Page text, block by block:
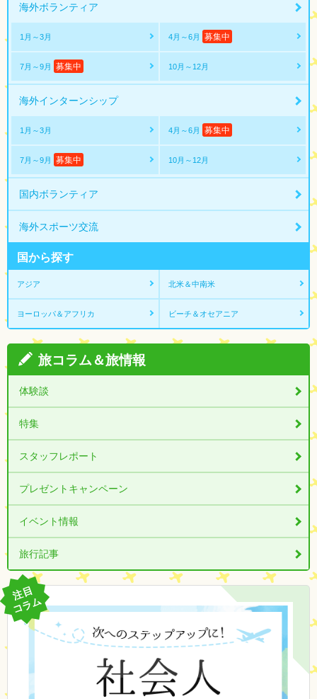
海外ボランティア
1月～3月 4月～6月 募集中
7月～9月 募集中 10月～12月
海外インターンシップ
1月～3月 4月～6月 募集中
7月～9月 募集中 10月～12月
国内ボランティア
海外スポーツ交流
国から探す
アジア 北米＆中南米
ヨーロッパ＆アフリカ ビーチ＆オセアニア
旅コラム＆旅情報
体験談
特集
スタッフレポート
プレゼントキャンペーン
イベント情報
旅行記事
注目
コラム